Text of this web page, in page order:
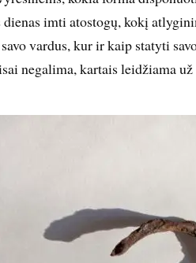
imti atostogų, kokį
vardus, kur ir kaip statyti
negalima, kartais leidžiama